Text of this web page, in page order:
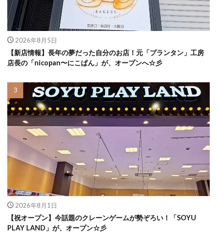
2026年8月5日
【新店情報】長年の夢だった自分のお店！元「プランタン」工房
店長の「nicopan〜にこぱん」が、オープンへ☆彡
2026年8月1日
【祝オープン】今話題のクレーンゲームが勢ぞろい！「SOYU
PLAY LAND」が、オープン☆彡